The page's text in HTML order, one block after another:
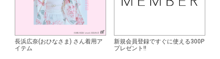
長浜広奈(おひなさま) さん着用ア
イテム
新規会員登録ですぐに使える300P
プレゼント!!